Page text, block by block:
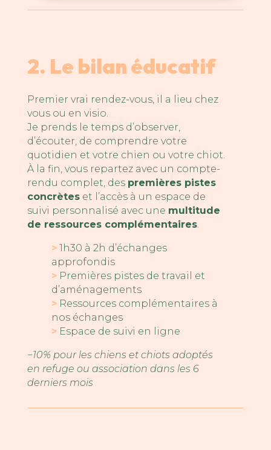
2. Le bilan éducatif
Premier vrai rendez-vous, il a lieu chez
vous ou en visio.
Je prends le temps d’observer,
d’écouter, de comprendre votre
quotidien et votre chien ou votre chiot.
À la fin, vous repartez avec un compte-
rendu complet, des premières pistes
concrèteset l’accès à un espace de
suivi personnalisé avec une multitude
de ressources complémentaires.
>1h30 à 2h d’échanges
approfondis
>Premières pistes de travail et
d’aménagements
>Ressources complémentaires à
nos échanges
>Espace de suivi en ligne
−10% pour les chiens et chiots adoptés
en refuge ou association dans les 6
derniers mois